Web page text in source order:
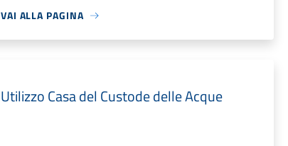
VAI ALLA PAGINA
Utilizzo Casa del Custode delle Acque